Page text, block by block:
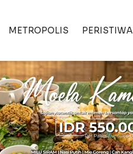
METROPOLIS PERISTIWA